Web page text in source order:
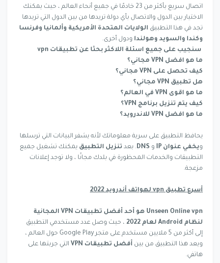
اتصال سريع بأكثر من 23 خادمًا في جميع أنحاء العالم ، حيث يمكنك
الاختيار بين الدول والاتصال بأي دولة تريدها من بين الدول التي تريدها
تجد في هذا التطبيق الولايات المتحدة الأمريكية وألمانيا وفرنسا
وكندا والسويد وهولندا ودول أخرى.
سنجيب على جميع اسئلة اللاكثر بحثا عن تطبيقات vpn
ما هو افضل VPN مجاني؟
كيف تحصل على VPN مجاني؟
هل تطبيق VPN مجاني؟
ما هو اقوى VPN في العالم؟
كيف يتم تنزيل برنامج VPN؟
ما هو افضل VPN للاندرويد؟
يحافظ التطبيق على سرية معلوماتك لأنه يشفر البيانات التي ترسلها
ويخفي عنوان IP و DNS. بعد تنزيل التطبيق يمكنك تشغيل جميع
التطبيقات والخدمات المحظورة في بلدك مجانًا ، ولا توجد إعلانات
مزعجة.
أسرع تطبيق vpn لهواتف أندرويد 2022
Unseen Online vpn هو أحد أفضل تطبيقات VPN المجانية
لنظام Android لعام 2022
، حيث وصل عدد مستخدمي التطبيق
إلى أكثر من 5 ملايين مستخدم على متجر Google Play حول العالم ،
ويعد هذا التطبيق من بين أفضل تطبيقات VPN
التي جربتها على
هاتفي.